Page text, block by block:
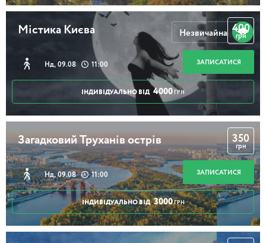
Містика Києва
Нд, 09.08 11:00
400
грн
ЗАПИСАТИСЯ
ІНДИВІДУАЛЬНО ВІД 4000 ГРН
Незвичайна
Загадковий Труханів острів
Нд, 09.08 11:00
350
грн
ЗАПИСАТИСЯ
ІНДИВІДУАЛЬНО ВІД 3000 ГРН